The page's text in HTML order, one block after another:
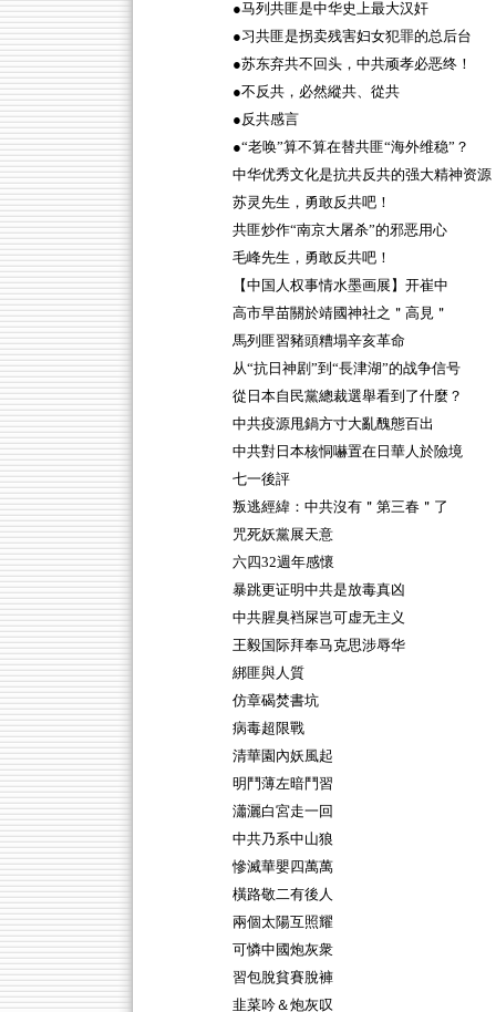
●马列共匪是中华史上最大汉奸
●习共匪是拐卖残害妇女犯罪的总后台
●苏东弃共不回头，中共顽孝必恶终！
●不反共，必然縱共、從共
●反共感言
●“老唤”算不算在替共匪“海外维稳”？
中华优秀文化是抗共反共的强大精神资源
苏灵先生，勇敢反共吧！
共匪炒作“南京大屠杀”的邪恶用心
毛峰先生，勇敢反共吧！
【中国人权事情水墨画展】开崔中
高市早苗關於靖國神社之＂高見＂
馬列匪習豬頭糟塌辛亥革命
从“抗日神剧”到“長津湖”的战争信号
從日本自民黨總裁選舉看到了什麼？
中共疫源甩鍋方寸大亂醜態百出
中共對日本核恫嚇置在日華人於險境
七一後評
叛逃經緯：中共沒有＂第三春＂了
咒死妖黨展天意
六四32週年感懷
暴跳更证明中共是放毒真凶
中共腥臭裆屎岂可虚无主义
王毅国际拜奉马克思涉辱华
綁匪與人質
仿章碣焚書坑
病毒超限戰
清華園內妖風起
明鬥薄左暗鬥習
瀟灑白宮走一回
中共乃系中山狼
慘滅華嬰四萬萬
橫路敬二有後人
兩個太陽互照耀
可憐中國炮灰衆
習包脫貧賽脫褲
韭菜吟＆炮灰叹